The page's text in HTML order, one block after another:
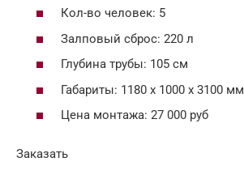
Кол-во человек: 5
Залповый сброс: 220 л
Глубина трубы: 105 см
Габариты: 1180 х 1000 х 3100 мм
Цена монтажа: 27 000 руб
Заказать